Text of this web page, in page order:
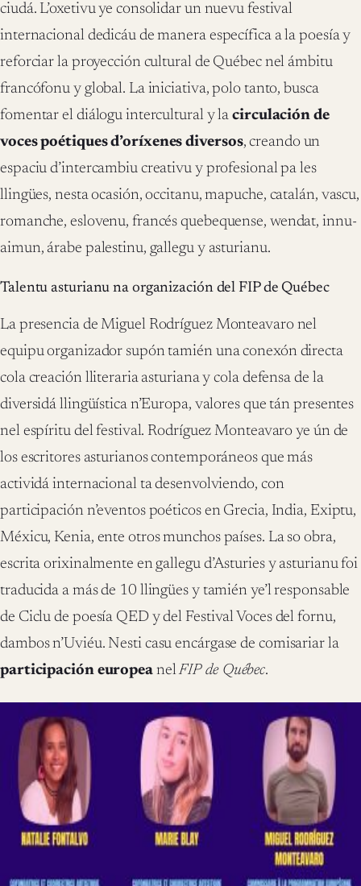
ciudá. L’oxetivu ye consolidar un nuevu festival
internacional dedicáu de manera específica a la poesía y
reforciar la proyección cultural de Québec nel ámbitu
francófonu y global. La iniciativa, polo tanto, busca
fomentar el diálogu intercultural y lacirculación de
voces poétiques d’oríxenes diversos, creando un
espaciu d’intercambiu creativu y profesional pa les
llingües, nesta ocasión, occitanu, mapuche, catalán, vascu,
romanche, eslovenu, francés quebequense, wendat, innu-
aimun, árabe palestinu, gallegu y asturianu.
Talentu asturianu na organización del FIP de Québec
La presencia de Miguel Rodríguez Monteavaro nel
equipu organizador supón tamién una conexón directa
cola creación lliteraria asturiana y cola defensa de la
diversidá llingüística n’Europa, valores que tán presentes
nel espíritu del festival. Rodríguez Monteavaro ye ún de
los escritores asturianos contemporáneos que más
actividá internacional ta desenvolviendo, con
participación n’eventos poéticos en Grecia, India, Exiptu,
Méxicu, Kenia, ente otros munchos países. La so obra,
escrita orixinalmente en gallegu d’Asturies y asturianu foi
traducida a más de 10 llingües y tamién ye’l responsable
de Ciclu de poesía QED y del Festival Voces del fornu,
dambos n’Uviéu. Nesti casu encárgase de comisariar la
participación europeanelFIP de Québec.